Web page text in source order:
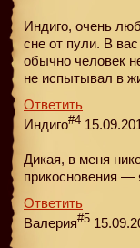
Индиго, очень
сне от пули. В
обычно человек
не испытывал в
Ответить
Индиго#4
Дикая, в меня
прикосновения —
Ответить
Валерия#5